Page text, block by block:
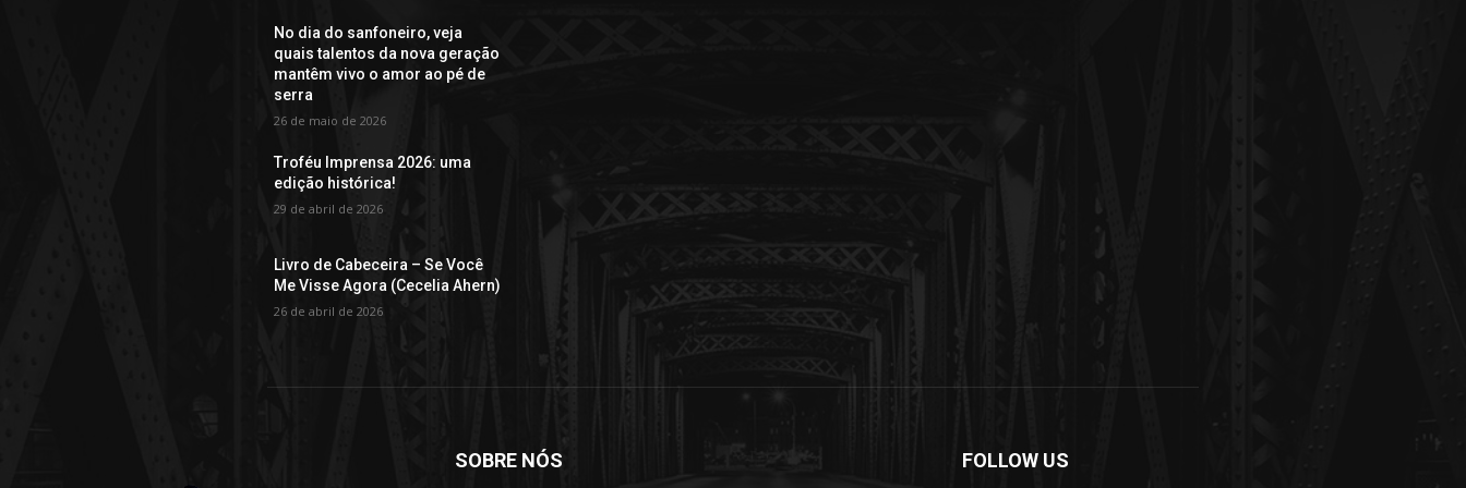
No dia do sanfoneiro, veja
quais talentos da nova geração
mantêm vivo o amor ao pé de
serra
26 de maio de 2026
Troféu Imprensa 2026: uma
edição histórica!
29 de abril de 2026
Livro de Cabeceira – Se Você
Me Visse Agora (Cecelia Ahern)
26 de abril de 2026
SOBRE NÓS FOLLOW US